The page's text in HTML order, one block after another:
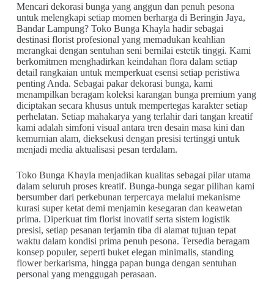
Mencari dekorasi bunga yang anggun dan penuh pesona
untuk melengkapi setiap momen berharga di Beringin Jaya,
Bandar Lampung? Toko Bunga Khayla hadir sebagai
destinasi florist profesional yang memadukan keahlian
merangkai dengan sentuhan seni bernilai estetik tinggi. Kami
berkomitmen menghadirkan keindahan flora dalam setiap
detail rangkaian untuk memperkuat esensi setiap peristiwa
penting Anda. Sebagai pakar dekorasi bunga, kami
menampilkan beragam koleksi karangan bunga premium yang
diciptakan secara khusus untuk mempertegas karakter setiap
perhelatan. Setiap mahakarya yang terlahir dari tangan kreatif
kami adalah simfoni visual antara tren desain masa kini dan
kemurnian alam, dieksekusi dengan presisi tertinggi untuk
menjadi media aktualisasi pesan terdalam.
Toko Bunga Khayla menjadikan kualitas sebagai pilar utama
dalam seluruh proses kreatif. Bunga-bunga segar pilihan kami
bersumber dari perkebunan terpercaya melalui mekanisme
kurasi super ketat demi menjamin kesegaran dan keawetan
prima. Diperkuat tim florist inovatif serta sistem logistik
presisi, setiap pesanan terjamin tiba di alamat tujuan tepat
waktu dalam kondisi prima penuh pesona. Tersedia beragam
konsep populer, seperti buket elegan minimalis, standing
flower berkarisma, hingga papan bunga dengan sentuhan
personal yang menggugah perasaan.